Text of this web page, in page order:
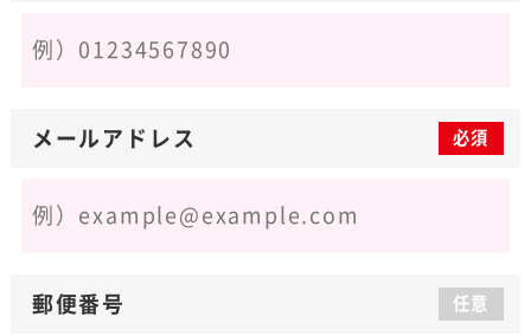
メールアドレス 必須
郵便番号 任意